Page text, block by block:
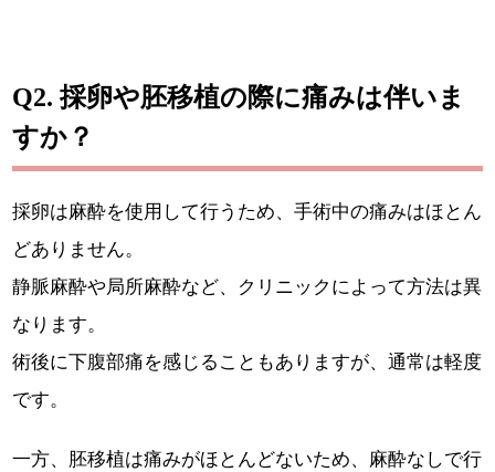
Q2. 採卵や胚移植の際に痛みは伴いま
すか？
採卵は麻酔を使用して行うため、手術中の痛みはほとん
どありません。
静脈麻酔や局所麻酔など、クリニックによって方法は異
なります。
術後に下腹部痛を感じることもありますが、通常は軽度
です。
一方、胚移植は痛みがほとんどないため、麻酔なしで行